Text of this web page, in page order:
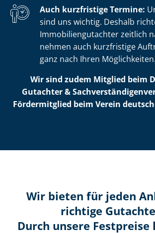
Auch kurzfristige Termine:
sind uns wichtig. Deshalb
Im­mo­bi­li­en­gut­ach­ter zeitlich
nehmen auch kurzfristige
ganz nach Ihren Möglichkeiten.
Wir sind zudem Mitglied beim
Gutachter &
Fördermitglied beim Verein
Wir bieten für jeden
richtige
Durch unsere Festpreise